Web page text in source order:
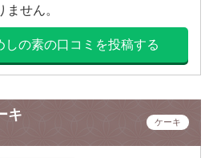
せん。
しの素の口コミを投稿する
キ ケーキ